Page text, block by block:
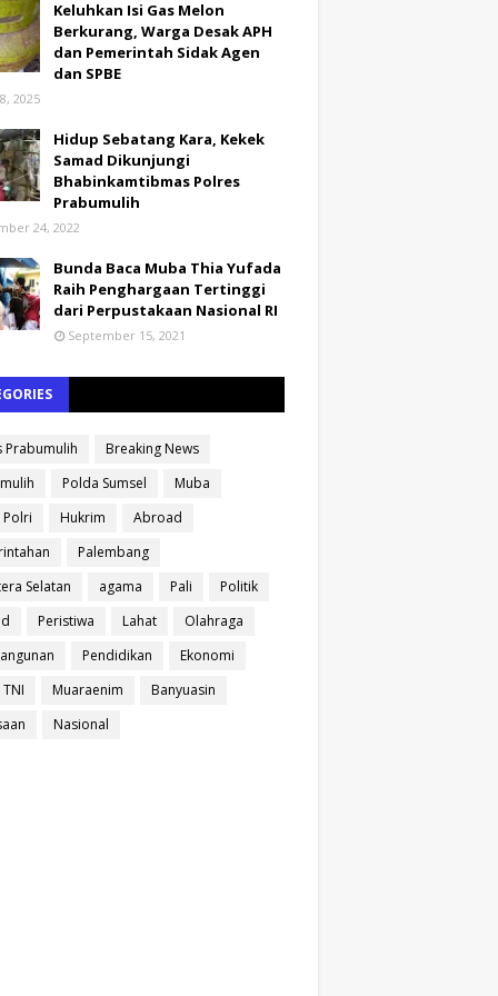
Keluhkan Isi Gas Melon
Berkurang, Warga Desak APH
dan Pemerintah Sidak Agen
dan SPBE
2025
Hidup Sebatang Kara, Kekek
Samad Dikunjungi
Bhabinkamtibmas Polres
Prabumulih
24, 2022
Bunda Baca Muba Thia Yufada
Raih Penghargaan Tertinggi
dari Perpustakaan Nasional RI
September 15, 2021
Prabumulih
Breaking News
Polda Sumsel
Muba
Hukrim
Abroad
Palembang
Selatan
agama Pali
Politik
Peristiwa Lahat
Olahraga
Pendidikan
Ekonomi
Muaraenim
Banyuasin
Nasional